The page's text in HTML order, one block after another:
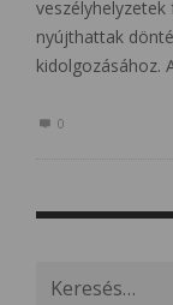
nyújthattak
kidolgozásához.
0